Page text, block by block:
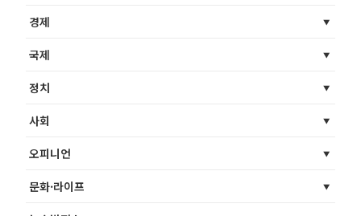
경제
국제
정치
사회
오피니언
문화·라이프